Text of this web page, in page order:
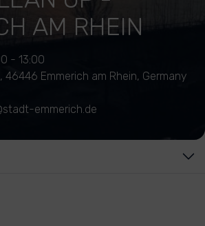
AM RHEIN
- 13:00
46446 Emmerich am Rhein, Germany
emmerich.de